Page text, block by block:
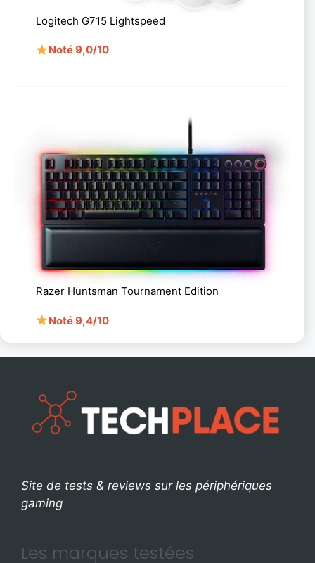
Logitech G715 Lightspeed
Noté 9,0/10
Razer Huntsman Tournament Edition
Noté 9,4/10
Site de tests & reviews sur les périphériques
gaming
Les marques testées